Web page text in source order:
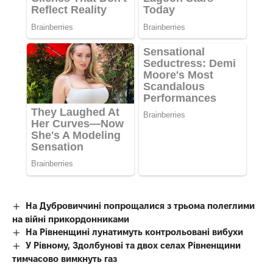
На Дубровиччині попрощалися з трьома полеглими
на війні прикордонниками
На Рівненщині лунатимуть контрольовані вибухи
У Рівному, Здолбунові та двох селах Рівненщини
тимчасово вимкнуть газ